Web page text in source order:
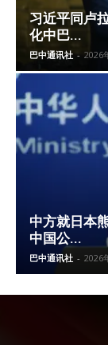
习近平同卢
化中巴...
巴中通讯社 - 2026
中方就日本
中国公...
巴中通讯社 - 2026